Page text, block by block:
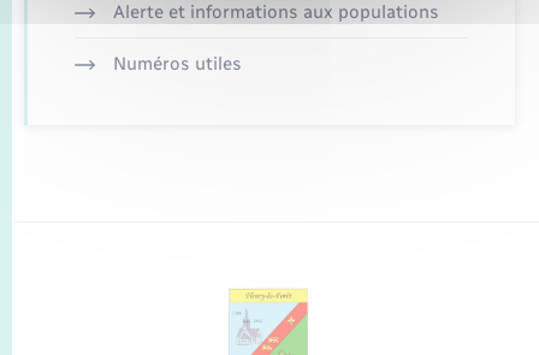
Alerte et informations aux populations
Numéros utiles